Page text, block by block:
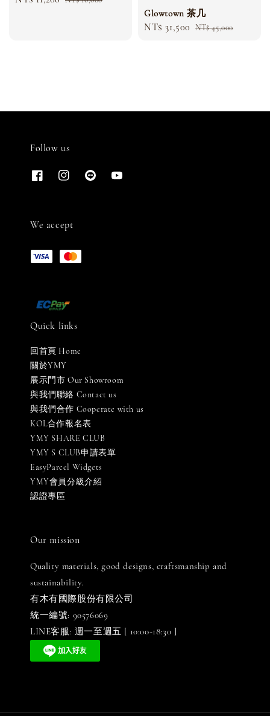
Glowtown 茶几
Sale
NT$ 31,500 Regular
NT$ 45,000
Follow us
We accept
Quick links
回首頁 Home
關於YMY
展示門市 Our Showroom
與我們聯絡 Contact us
與我們合作 Cooperate with us
KOL合作報名表
YMY SHARE CLUB
YMY S CLUB申請表單
EasyParcel Widgets
YMY會員分級介紹
認證專區
Our mission
Quality materials, good designs, craftsmanship and
sustainability.
有木有國際股份有限公司
統一編號: 90576069
LINE客服: 週一至週五 [ 10:00-18:30 ]